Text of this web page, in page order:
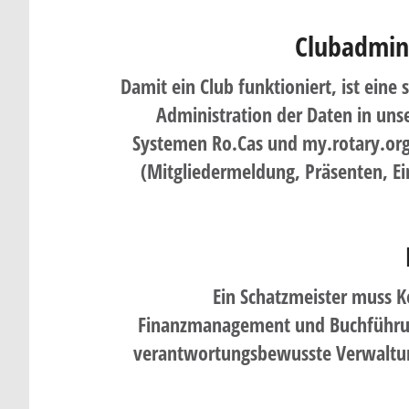
Damit ein Club funktioniert, ist eine
Administration der Daten in
Systemen Ro.Cas und
(Mitgliedermeldung, Präsenten,
Ein Schatzmeister muss
Finanzmanagement und
verantwortungsbewusste